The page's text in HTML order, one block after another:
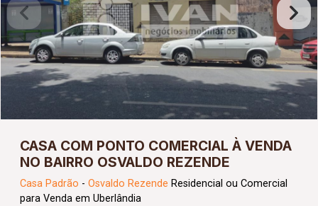
CASA COM PONTO COMERCIAL À VENDA
NO BAIRRO OSVALDO REZENDE
Casa Padrão - Osvaldo Rezende Residencial ou Comercial
para Venda em Uberlândia